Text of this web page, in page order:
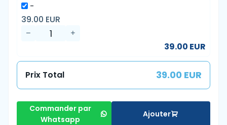
-
39.00 EUR
39.00 EUR
Prix Total 39.00 EUR
Commander par
Whatsapp
Ajouter